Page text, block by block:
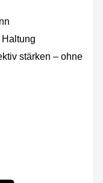
stärken – ohne